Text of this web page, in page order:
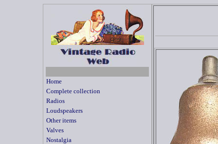
Home
Complete collection
Radios
Loudspeakers
Other items
Valves
Nostalgia